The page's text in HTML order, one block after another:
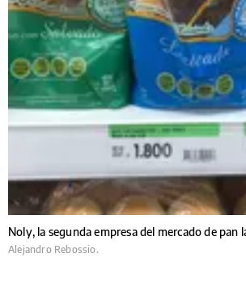
Noly, la segunda empresa del mercado de pan
Alejandro Rebossio.